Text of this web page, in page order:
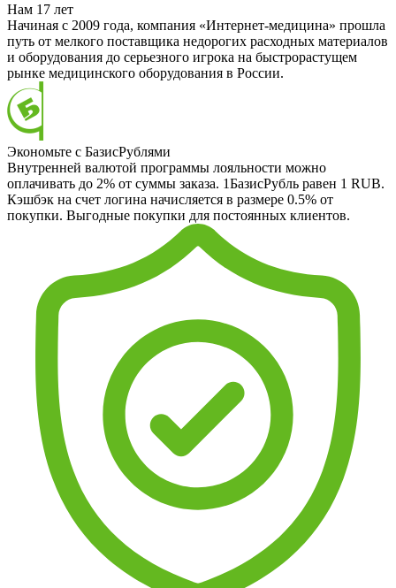
Нам 17 лет
Начиная с 2009 года, компания «Интернет-медицина» прошла
путь от мелкого поставщика недорогих расходных материалов
и оборудования до серьезного игрока на быстрорастущем
рынке медицинского оборудования в России.
Экономьте с БазисРублями
Внутренней валютой программы лояльности можно
оплачивать до 2% от суммы заказа. 1БазисРубль равен 1 RUB.
Кэшбэк на счет логина начисляется в размере 0.5% от
покупки. Выгодные покупки для постоянных клиентов.